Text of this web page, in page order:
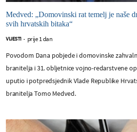
Medved: „Domovinski rat temelj je naše
svih hrvatskih bitaka“
VIJESTI - prije 1 dan
Povodom Dana pobjede i domovinske
branitelja i 31. obljetnice vojno-redarstvene
uputio i potpredsjednik Vlade Republike
branitelja Tomo Medved.